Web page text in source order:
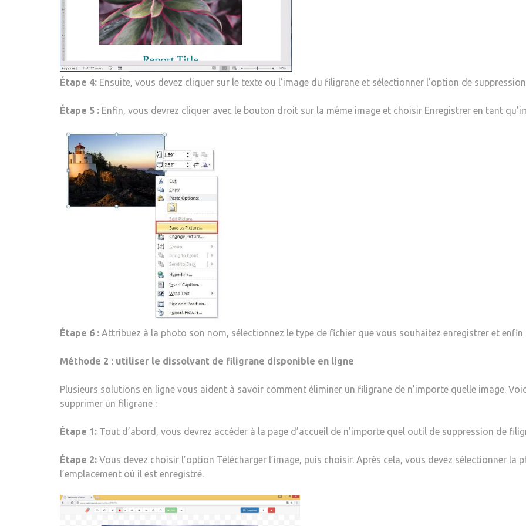
Étape 4: Ensuite, vous devez cliquer sur le texte ou l’image du filigrane et sélectionner l’option de
Étape 5 : Enfin, vous devrez cliquer avec le bouton droit sur la même image et choisir Enregistrer en tant
Étape 6 : Attribuez à la photo son nom, sélectionnez le type de fichier que vous souhaitez enregistrer et enfin
Méthode 2 : utiliser le dissolvant de filigrane disponible en ligne
Plusieurs solutions en ligne vous aident à savoir comment éliminer un filigrane de n’importe quelle image.
supprimer un filigrane :
Étape 1: Tout d’abord, vous devrez accéder à la page d’accueil de n’importe quel outil de suppression de
Étape 2: Vous devez choisir l’option Télécharger l’image, puis choisir. Après cela, vous devez sélectionner
l’emplacement où il est enregistré.